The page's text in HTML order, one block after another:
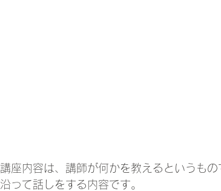
講座内容は、講師が何かを教えるというも
沿って話しをする内容です。